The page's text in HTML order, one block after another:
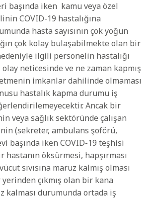
başında iken kamu veya özel
COVID-19 hastalığına
hasta sayısının çok yoğun
çok kolay bulaşabilmekte olan bir
ilgili personelin hastalığı
neticesinde ve ne zaman kapmış
imkanlar dahilinde olmaması
hastalık kapma durumu iş
Ancak bir
veya sağlık sektöründe çalışan
(sekreter, ambulans şoförü,
başında iken COVID-19 teşhisi
hastanın öksürmesi, hapşırması
sıvısına maruz kalmış olması
çıkmış olan bir kana
kalması durumunda ortada iş